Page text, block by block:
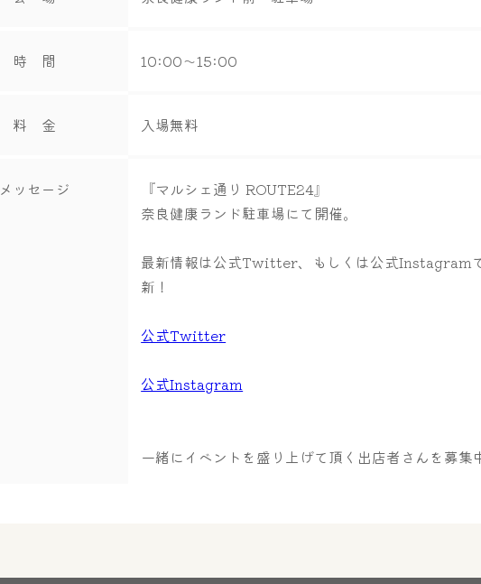
時 間 10:00～15:00
料 金 入場無料
メッセージ
『マルシェ通り ROUTE24』
奈良健康ランド駐車場にて開催。
最新情報は公式Twitter、もしくは公式Instagram
新！
公式Twitter
公式Instagram
一緒にイベントを盛り上げて頂く出店者さんを募集